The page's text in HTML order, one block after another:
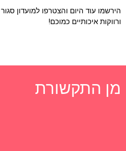
הירשמו עוד היום והצטרפו למועדון
ורווקות איכותיים כמוכם!
מן התקשורת